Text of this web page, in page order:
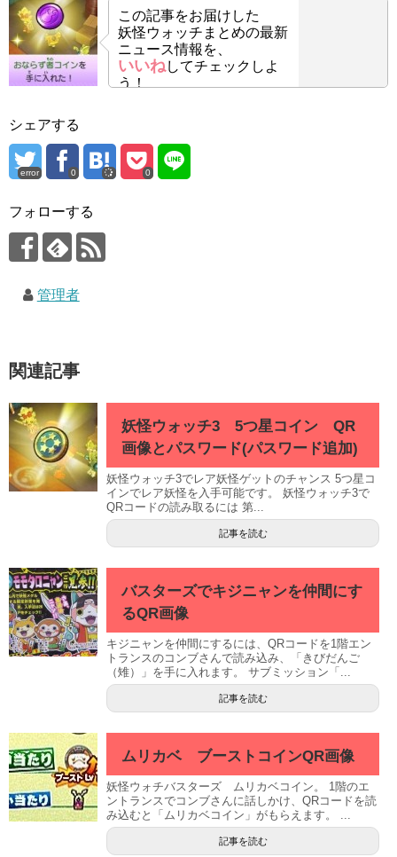
この記事をお届けした
妖怪ウォッチまとめの最新
ニュース情報を、
いいねしてチェックしよ
う！
シェアする
error 0 0
フォローする
管理者
関連記事
妖怪ウォッチ3 5つ星コイン QR
画像とパスワード(パスワード追加)
妖怪ウォッチ3でレア妖怪ゲットのチャンス 5つ星コ
インでレア妖怪を入手可能です。 妖怪ウォッチ3で
QRコードの読み取るには 第...
記事を読む
バスターズでキジニャンを仲間にす
るQR画像
キジニャンを仲間にするには、QRコードを1階エン
トランスのコンブさんで読み込み、「きびだんご
（雉）」を手に入れます。 サブミッション「...
記事を読む
ムリカベ ブーストコインQR画像
妖怪ウォチバスターズ ムリカベコイン。 1階のエ
ントランスでコンブさんに話しかけ、QRコードを読
み込むと「ムリカベコイン」がもらえます。 ...
記事を読む